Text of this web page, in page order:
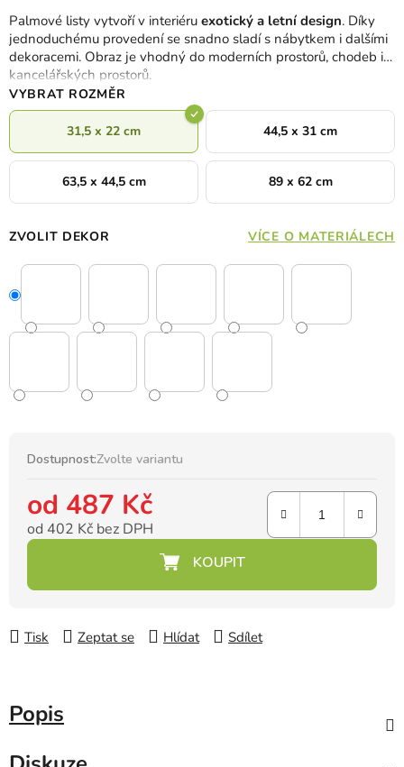
Palmové listy vytvoří v interiéru exotický a letní design. Díky
jednoduchému provedení se snadno sladí s nábytkem i dalšími
dekoracemi. Obraz je vhodný do moderních prostorů, chodeb i
kancelářských prostorů.
VYBRAT ROZMĚR
31,5 x 22 cm 44,5 x 31 cm
63,5 x 44,5 cm 89 x 62 cm
ZVOLIT DEKOR VÍCE O MATERIÁLECH
Dostupnost:Zvolte variantu
od 487 Kč
od 402 Kč bez DPH
Tisk Zeptat se Hlídat Sdílet
Popis